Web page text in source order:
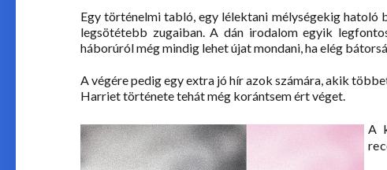
Egy történelmi tabló, egy lélektani mélységekig hatoló
legsötétebb zugaiban. A dán irodalom egyik
háborúról még mindig lehet újat mondani, ha elég
A végére pedig egy extra jó hír azok számára, akik
Harriet története tehát még korántsem ért véget.
A